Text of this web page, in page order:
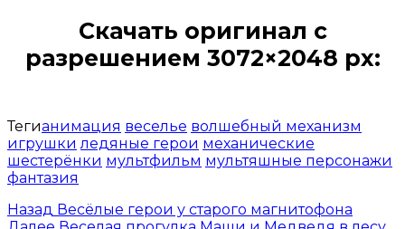
Скачать оригинал с
разрешением 3072×2048 px:
Тегианимация веселье волшебный механизм
игрушки ледяные герои механические
шестерёнки мультфильм мультяшные персонажи
фантазия
Назад Весёлые герои у старого магнитофона